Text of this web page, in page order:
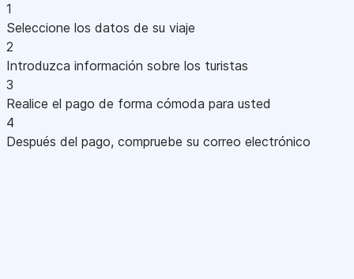
1
Seleccione los datos de su viaje
2
Introduzca información sobre los turistas
3
Realice el pago de forma cómoda para usted
4
Después del pago, compruebe su correo electrónico